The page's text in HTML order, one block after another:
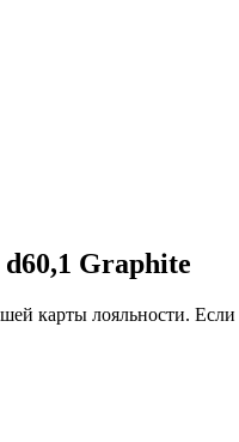
Graphite
карты лояльности.